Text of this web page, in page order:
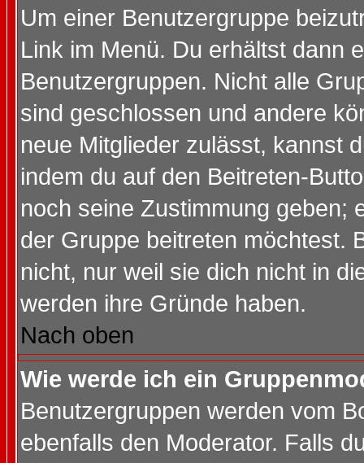
Um einer Benutzergruppe
Link im Menü. Du erhältst dann
Benutzergruppen. Nicht alle
sind geschlossen und andere
neue Mitglieder zulässt, kannst
indem du auf den Beitreten-
noch seine Zustimmung geben;
der Gruppe beitreten möchtest.
nicht, nur weil sie dich nicht in
werden ihre Gründe haben.
Nach oben
Wie werde ich ein
Benutzergruppen werden vom
ebenfalls den Moderator. Falls